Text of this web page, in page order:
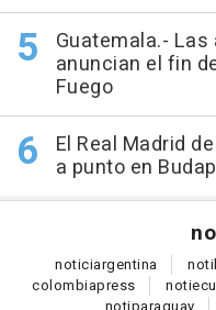
Guatemala.-
anuncian el fin
Fuego
El Real Madrid
a punto en
noticiargentina noti
colombiapress noti